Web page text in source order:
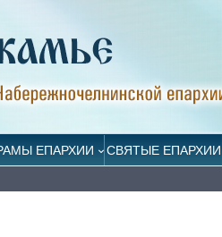
ЕПАРХИИ СВЯТЫЕ ЕПАРХИИ